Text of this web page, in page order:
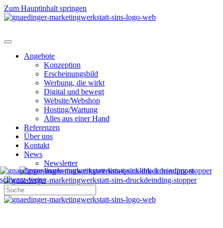
Zum Hauptinhalt springen
Angebote
Konzeption
Erscheinungsbild
Werbung, die wirkt
Digital und bewegt
Website/Webshop
Hosting/Wartung
Alles aus einer Hand
Referenzen
Über uns
Kontakt
News
Newsletter